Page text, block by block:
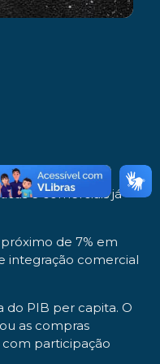
necessidade
e comerciais já
de 7% em
integração comercial
do PIB per capita. O
as compras
com participação